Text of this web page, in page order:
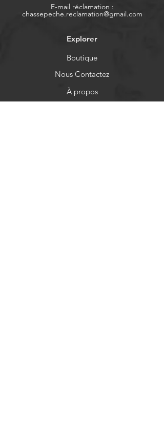
E-mail réclamation :
chassepeche.reclamation@gmail.com
Explorer
Boutique
Nous Contactez
À propos